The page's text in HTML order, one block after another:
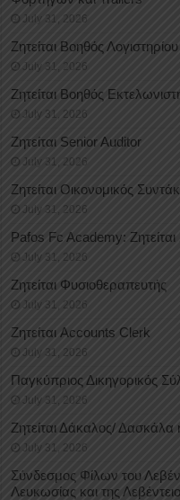
July 31, 2026
Ζητείται Βοηθός
July 31, 2026
Ζητείται Βοηθός
July 31, 2026
Ζητείται Senior Auditor
July 31, 2026
Ζητείται Οικονομικός
July 31, 2026
Pafos Fc Academy:
July 31, 2026
Ζητείται Φυσιοθεραπευτής
July 31, 2026
Ζητείται Accounts Clerk
July 31, 2026
Παγκύπριος Δικηγορικός
July 31, 2026
Ζητείται Δάκαλος/ Δασκάλα
July 31, 2026
Σύνδεσμος Φίλων του
Λευκωσίας και της